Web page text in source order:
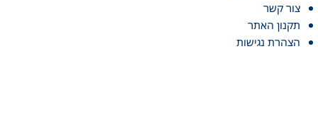
צור קשר
תקנון האתר
הצהרת נגישות